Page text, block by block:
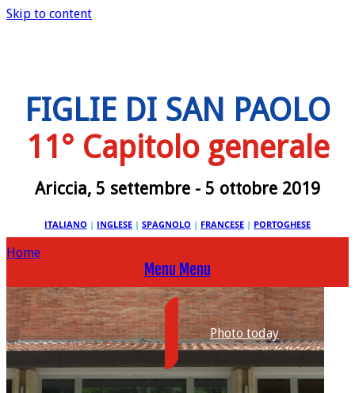
Skip to content
FIGLIE DI SAN PAOLO
11° Capitolo generale
Ariccia, 5 settembre - 5 ottobre 2019
ITALIANO | INGLESE | SPAGNOLO | FRANCESE | PORTOGHESE
Home
Menu Menu
Photo today